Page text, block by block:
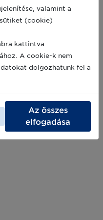
valamint a
(cookie)
kattintva
A cookie-k nem
dolgozhatunk fel a
Az összes
elfogadása